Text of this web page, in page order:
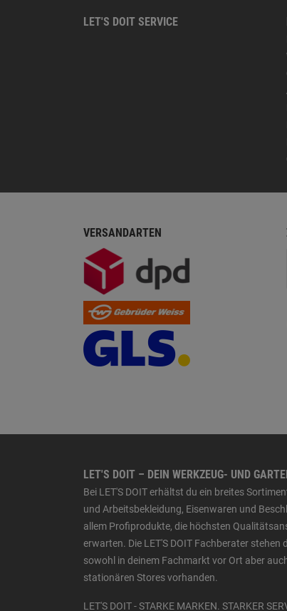
LET'S DOIT SERVICE
VERSANDARTEN
LET'S DOIT – DEIN WERKZEUG- UND
Bei LET'S DOIT erhältst du ein breites
und Arbeitsbekleidung, Eisenwaren und
allem Profiprodukte, die höchsten
erwarten. Die LET'S DOIT Fachberater
sowohl in deinem Fachmarkt vor Ort aber
stationären Stores vorhanden.
LET'S DOIT - STARKE MARKEN. STARKER